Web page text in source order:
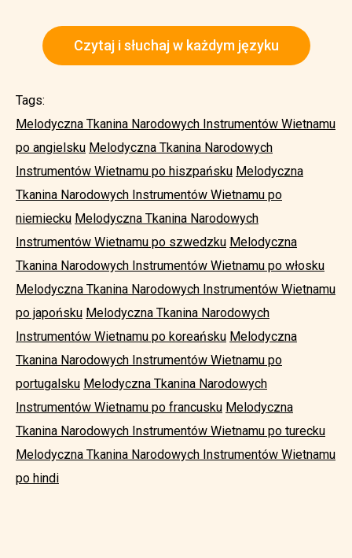
Czytaj i słuchaj w każdym języku
Tags:
Melodyczna Tkanina Narodowych Instrumentów Wietnamu
po angielsku Melodyczna Tkanina Narodowych
Instrumentów Wietnamu po hiszpańsku Melodyczna
Tkanina Narodowych Instrumentów Wietnamu po
niemiecku Melodyczna Tkanina Narodowych
Instrumentów Wietnamu po szwedzku Melodyczna
Tkanina Narodowych Instrumentów Wietnamu po włosku
Melodyczna Tkanina Narodowych Instrumentów Wietnamu
po japońsku Melodyczna Tkanina Narodowych
Instrumentów Wietnamu po koreańsku Melodyczna
Tkanina Narodowych Instrumentów Wietnamu po
portugalsku Melodyczna Tkanina Narodowych
Instrumentów Wietnamu po francusku Melodyczna
Tkanina Narodowych Instrumentów Wietnamu po turecku
Melodyczna Tkanina Narodowych Instrumentów Wietnamu
po hindi